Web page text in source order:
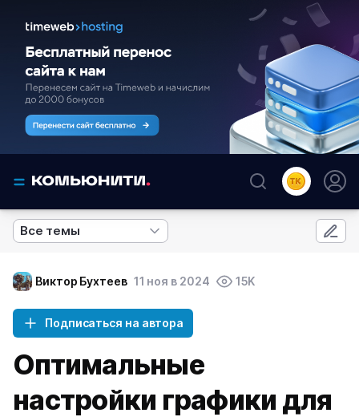
Все темы
Виктор Бухтеев 11 ноя в 2024 15K
Подписаться на автора
Оптимальные
настройки графики для